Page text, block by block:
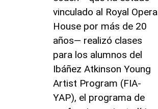
vinculado al Royal Opera
House por más de 20
años― realizó clases
para los alumnos del
Ibáñez Atkinson Young
Artist Program (FIA-
YAP), el programa de